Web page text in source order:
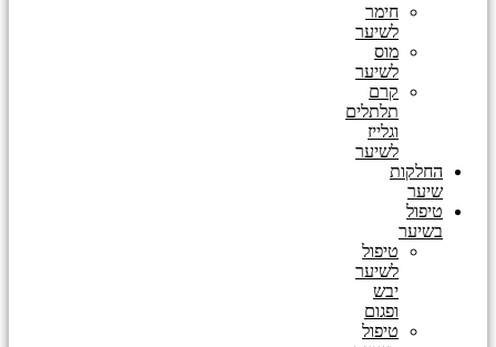
חימר
לשיער
מוס
לשיער
קרם
תלתלים
וגלייז
לשיער
החלקות
שיער
טיפול
בשיער
טיפול
לשיער
יבש
ופגום
טיפול